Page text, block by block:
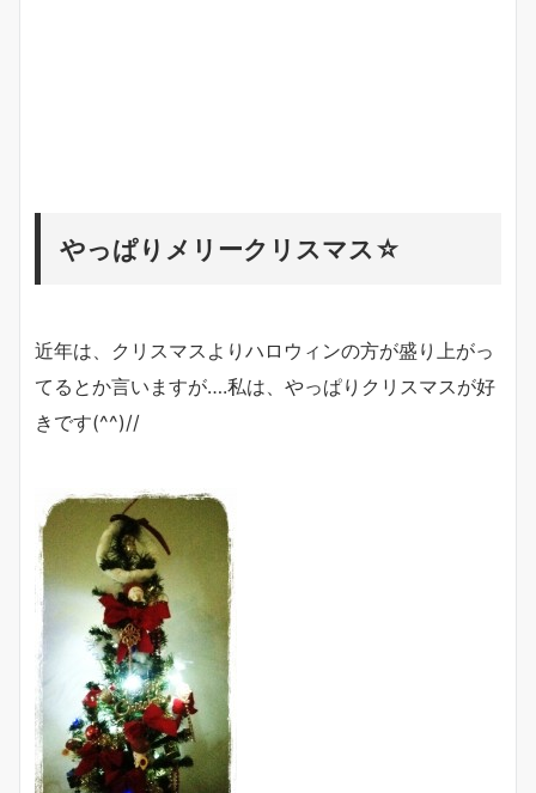
やっぱりメリークリスマス☆
近年は、クリスマスよりハロウィンの方が盛り上がっ
てるとか言いますが….私は、やっぱりクリスマスが好
きです(^^)//